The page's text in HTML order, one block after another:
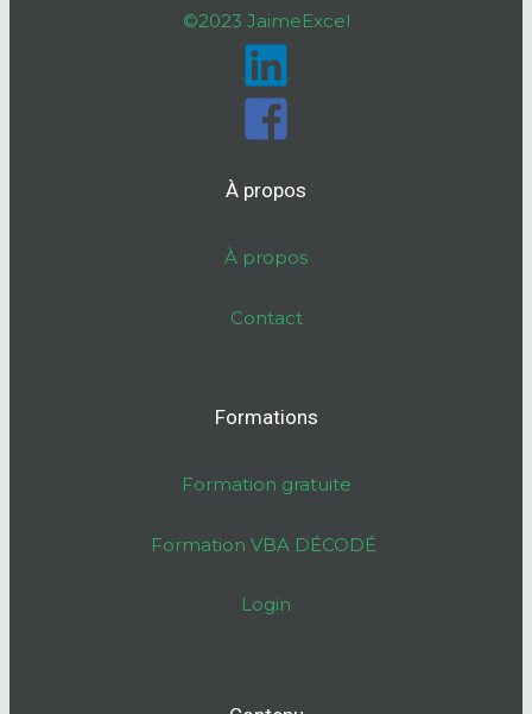
©2023 JaimeExcel
À propos
À propos
Contact
Formations
Formation gratuite
Formation VBA DÉCODÉ
Login